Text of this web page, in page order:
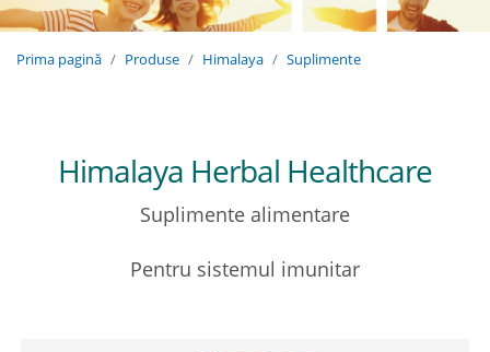
Prima pagină Produse Himalaya Suplimente
Himalaya Herbal Healthcare
Suplimente alimentare
Pentru sistemul imunitar